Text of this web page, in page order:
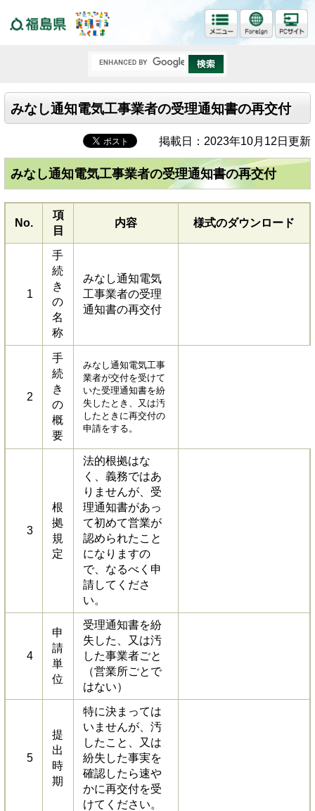
みなし通知電気工事業者の受理通知書の再交付
掲載日：2023年10月12日更新
みなし通知電気工事業者の受理通知書の再交付
No.
項
目
内容 様式のダウンロード
1
手
続
き
の
名
称
みなし通知電気
工事業者の受理
通知書の再交付
2
手
続
き
の
概
要
みなし通知電気工事
業者が交付を受けて
いた受理通知書を紛
失したとき、又は汚
したときに再交付の
申請をする。
3
根
拠
規
定
法的根拠はな
く、義務ではあ
りませんが、受
理通知書があっ
て初めて営業が
認められたこと
になりますの
で、なるべく申
請してくださ
い。
4
申
請
単
位
受理通知書を紛
失した、又は汚
した事業者ごと
（営業所ごとで
はない）
5
提
出
時
期
特に決まっては
いませんが、汚
したこと、又は
紛失した事実を
確認したら速や
かに再交付を受
けてください。